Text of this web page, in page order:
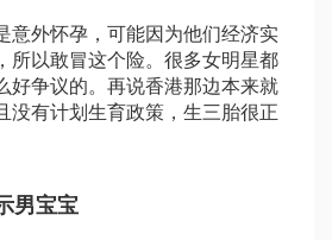
意外怀孕，可能因为他们经济实
所以敢冒这个险。很多女明星都
好争议的。再说香港那边本来就
没有计划生育政策，生三胎很正
男宝宝